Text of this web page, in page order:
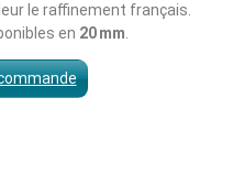
le raffinement français.
en 20 mm